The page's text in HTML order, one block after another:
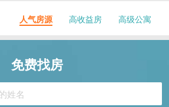
人气房源 高收益房 高级公寓
免费找房